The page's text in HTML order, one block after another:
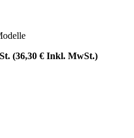
(36,30 € Inkl. MwSt.)